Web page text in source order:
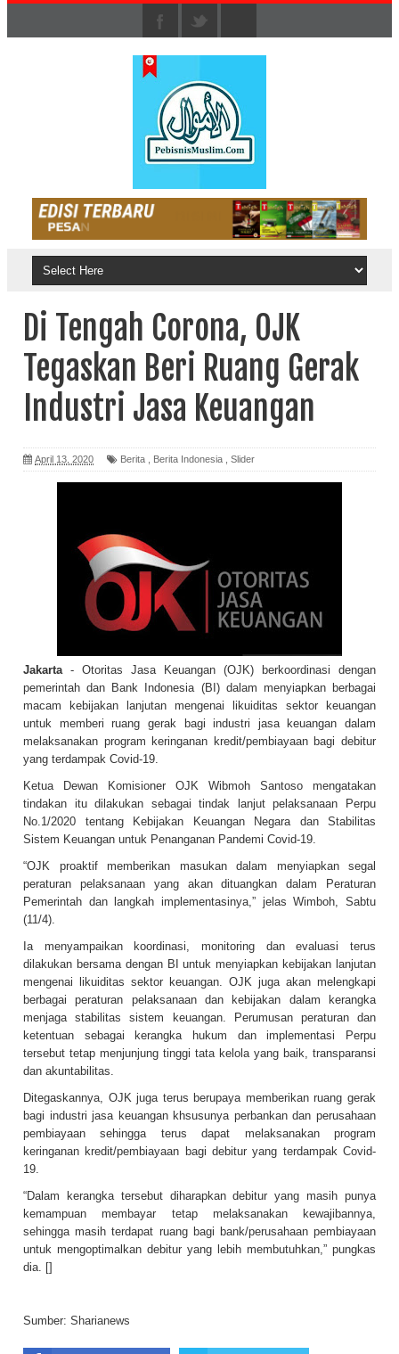
Di Tengah Corona, OJK
Tegaskan Beri Ruang Gerak
Industri Jasa Keuangan
April 13, 2020 Berita Berita Indonesia Slider
Jakarta- Otoritas Jasa Keuangan (OJK) berkoordinasi dengan
pemerintah dan Bank Indonesia (BI) dalam menyiapkan berbagai
macam kebijakan lanjutan mengenai likuiditas sektor keuangan
untuk memberi ruang gerak bagi industri jasa keuangan dalam
melaksanakan program keringanan kredit/pembiayaan bagi debitur
yang terdampak Covid-19.
Ketua Dewan Komisioner OJK Wibmoh Santoso mengatakan
tindakan itu dilakukan sebagai tindak lanjut pelaksanaan Perpu
No.1/2020 tentang Kebijakan Keuangan Negara dan Stabilitas
Sistem Keuangan untuk Penanganan Pandemi Covid-19.
“OJK proaktif memberikan masukan dalam menyiapkan segal
peraturan pelaksanaan yang akan dituangkan dalam Peraturan
Pemerintah dan langkah implementasinya,” jelas Wimboh, Sabtu
(11/4).
Ia menyampaikan koordinasi, monitoring dan evaluasi terus
dilakukan bersama dengan BI untuk menyiapkan kebijakan lanjutan
mengenai likuiditas sektor keuangan. OJK juga akan melengkapi
berbagai peraturan pelaksanaan dan kebijakan dalam kerangka
menjaga stabilitas sistem keuangan. Perumusan peraturan dan
ketentuan sebagai kerangka hukum dan implementasi Perpu
tersebut tetap menjunjung tinggi tata kelola yang baik, transparansi
dan akuntabilitas.
Ditegaskannya, OJK juga terus berupaya memberikan ruang gerak
bagi industri jasa keuangan khsusunya perbankan dan perusahaan
pembiayaan sehingga terus dapat melaksanakan program
keringanan kredit/pembiayaan bagi debitur yang terdampak Covid-
19.
“Dalam kerangka tersebut diharapkan debitur yang masih punya
kemampuan membayar tetap melaksanakan kewajibannya,
sehingga masih terdapat ruang bagi bank/perusahaan pembiayaan
untuk mengoptimalkan debitur yang lebih membutuhkan,” pungkas
dia. []
Sumber: Sharianews